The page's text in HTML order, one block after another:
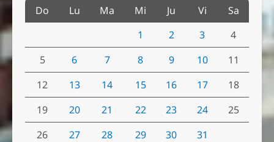
Do Lu Ma Mi Ju Vi
Sa
1
2 3
4
5
6 7 8 9 10
11
12
13 14 15 16 17
18
19
20 21 22 23 24
25
26
27 28 29 30 31